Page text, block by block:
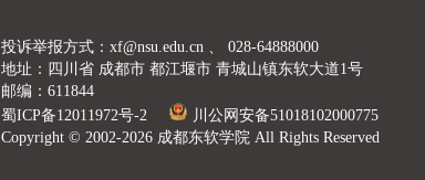
投诉举报方式：xf@nsu.edu.cn 、 028-64888000
地址：四川省 成都市 都江堰市 青城山镇东软大道1号
邮编：611844
蜀ICP备12011972号-2
川公网安备51018102000775
Copyright © 2002-2026 成都东软学院 All Rights Reserved